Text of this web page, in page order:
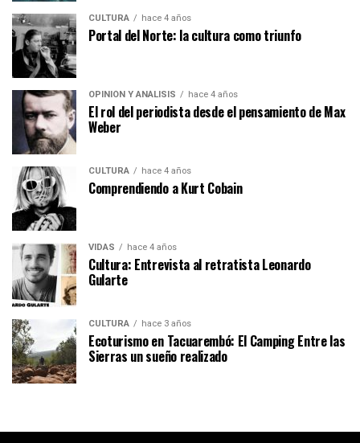
CULTURA hace 4 años
Portal del Norte: la cultura como triunfo
OPINIÓN Y ANÁLISIS hace 4 años
El rol del periodista desde el pensamiento de Max
Weber
CULTURA hace 4 años
Comprendiendo a Kurt Cobain
VIDAS hace 4 años
Cultura: Entrevista al retratista Leonardo
Gularte
CULTURA hace 3 años
Ecoturismo en Tacuarembó: El Camping Entre las
Sierras un sueño realizado